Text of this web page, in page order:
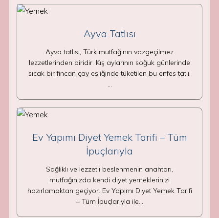
Ayva Tatlısı
Ayva tatlısı, Türk mutfağının vazgeçilmez
lezzetlerinden biridir. Kış aylarının soğuk günlerinde
sıcak bir fincan çay eşliğinde tüketilen bu enfes tatlı,
…
Ev Yapımı Diyet Yemek Tarifi – Tüm
İpuçlarıyla
Sağlıklı ve lezzetli beslenmenin anahtarı,
mutfağınızda kendi diyet yemeklerinizi
hazırlamaktan geçiyor. Ev Yapımı Diyet Yemek Tarifi
– Tüm İpuçlarıyla ile…